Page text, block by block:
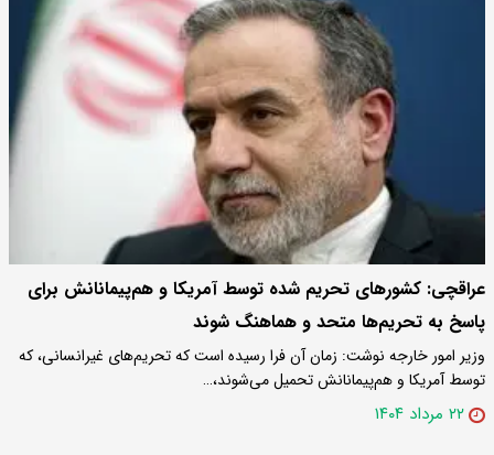
عراقچی: کشورهای تحریم شده توسط آمریکا و هم‌پیمانانش برای
پاسخ به تحریم‌ها متحد و هماهنگ شوند
وزیر امور خارجه نوشت: زمان آن فرا رسیده است که تحریم‌های غیرانسانی، که
توسط آمریکا و هم‌پیمانانش تحمیل می‌شوند،…
۲۲ مرداد ۱۴۰۴